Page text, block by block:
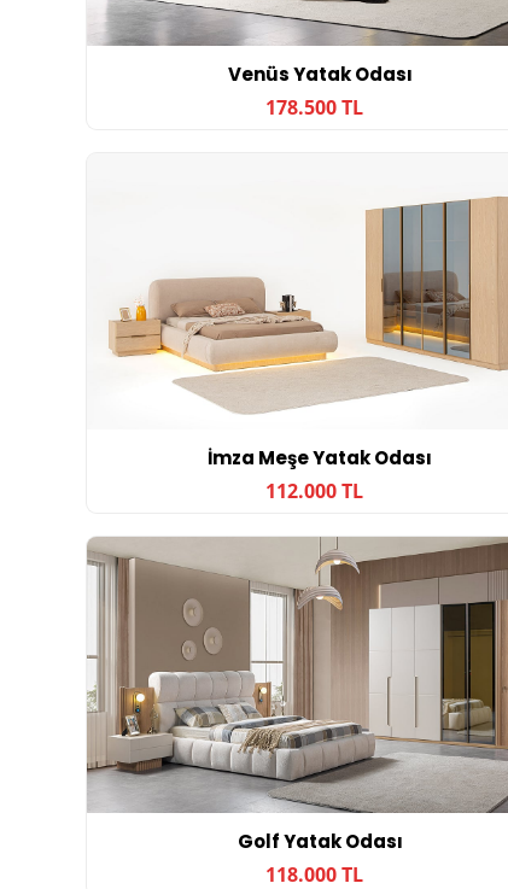
Venüs Yatak Odası
178.500 TL
İmza Meşe Yatak Odası
112.000 TL
Golf Yatak Odası
118.000 TL